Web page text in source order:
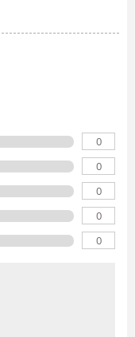
0
0
0
0
0